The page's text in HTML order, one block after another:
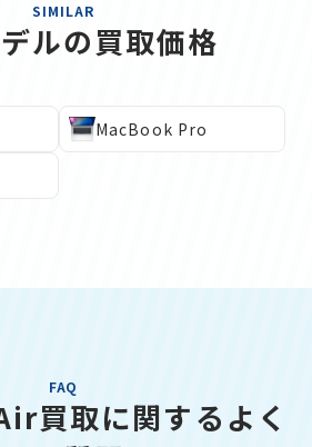
SIMILAR
ルの買取価格
MacBook Pro
FAQ
買取に関するよく